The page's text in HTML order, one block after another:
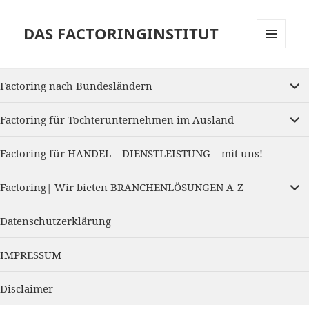
DAS FACTORINGINSTITUT
Factoring nach Bundesländern
child
Factoring für Tochterunternehmen im Ausland
child
Factoring für HANDEL – DIENSTLEISTUNG – mit uns!
Factoring| Wir bieten BRANCHENLÖSUNGEN A-Z
child
Datenschutzerklärung
IMPRESSUM
Disclaimer